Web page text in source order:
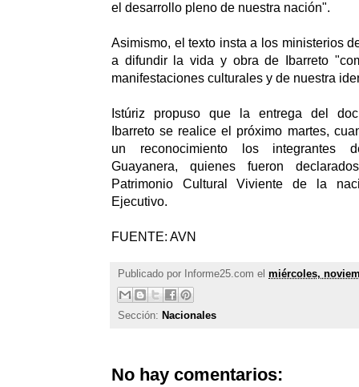
el desarrollo pleno de nuestra nación".
Asimismo, el texto insta a los ministerios
a difundir la vida y obra de Ibarreto
manifestaciones culturales y de nuestra
Istúriz propuso que la entrega del
Ibarreto se realice el próximo martes,
un reconocimiento los integrantes
Guayanera, quienes fueron
Patrimonio Cultural Viviente de la
Ejecutivo.
FUENTE: AVN
Publicado por Informe25.com el miércoles,
Sección: Nacionales
No hay comentarios: